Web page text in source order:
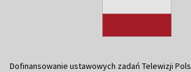
Dofinansowanie ustawowych zadań Telewizji